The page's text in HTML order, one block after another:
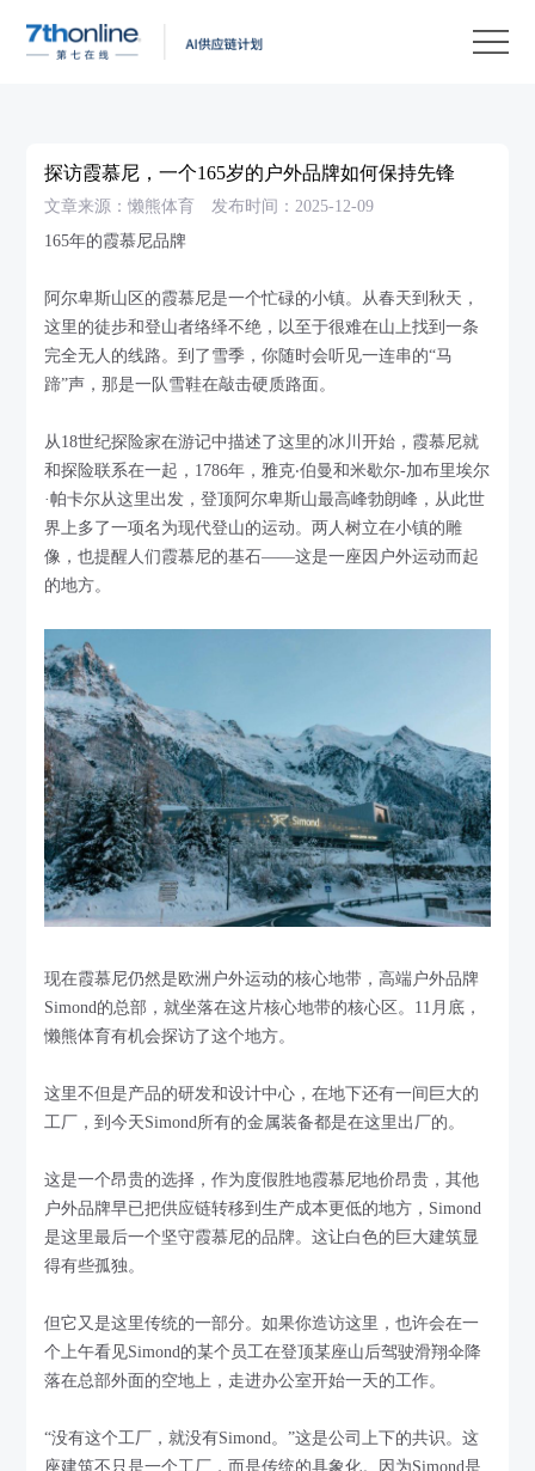
探访霞慕尼，一个165岁的户外品牌如何保持先锋
文章来源：懒熊体育
发布时间：2025-12-09
165年的霞慕尼品牌
阿尔卑斯山区的霞慕尼是一个忙碌的小镇。从春天到秋天，
这里的徒步和登山者络绎不绝，以至于很难在山上找到一条
完全无人的线路。到了雪季，你随时会听见一连串的“马
蹄”声，那是一队雪鞋在敲击硬质路面。
从18世纪探险家在游记中描述了这里的冰川开始，霞慕尼就
和探险联系在一起，1786年，雅克‧伯曼和米歇尔-加布里埃尔
·帕卡尔从这里出发，登顶阿尔卑斯山最高峰勃朗峰，从此世
界上多了一项名为现代登山的运动。两人树立在小镇的雕
像，也提醒人们霞慕尼的基石——这是一座因户外运动而起
的地方。
现在霞慕尼仍然是欧洲户外运动的核心地带，高端户外品牌
Simond的总部，就坐落在这片核心地带的核心区。11月底，
懒熊体育有机会探访了这个地方。
这里不但是产品的研发和设计中心，在地下还有一间巨大的
工厂，到今天Simond所有的金属装备都是在这里出厂的。
这是一个昂贵的选择，作为度假胜地霞慕尼地价昂贵，其他
户外品牌早已把供应链转移到生产成本更低的地方，Simond
是这里最后一个坚守霞慕尼的品牌。这让白色的巨大建筑显
得有些孤独。
但它又是这里传统的一部分。如果你造访这里，也许会在一
个上午看见Simond的某个员工在登顶某座山后驾驶滑翔伞降
落在总部外面的空地上，走进办公室开始一天的工作。
“没有这个工厂，就没有Simond。”这是公司上下的共识。这
座建筑不只是一个工厂，而是传统的具象化。因为Simond是